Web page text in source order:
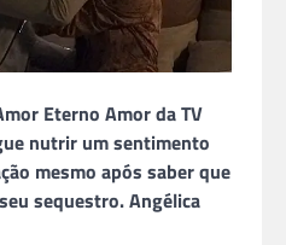
Eterno Amor da TV
nutrir um sentimento
mesmo após saber que
sequestro. Angélica